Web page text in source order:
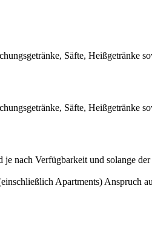
Säfte, Heißgetränke
Säfte, Heißgetränke
je nach Verfügbarkeit und solange
Apartments) Anspruch